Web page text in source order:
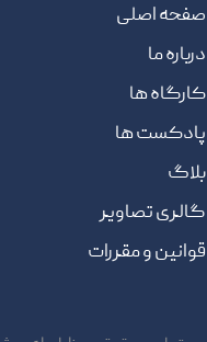
صفحه اصلی
درباره ما
کارگاه ها
پادکست ها
بلاگ
گالری تصاویر
قوانین و مقررات